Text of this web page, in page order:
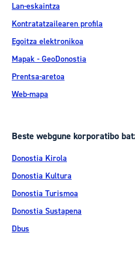
Lan-eskaintza
Kontratatzailearen profila
Egoitza elektronikoa
Mapak - GeoDonostia
Prentsa-aretoa
Web-mapa
Beste webgune korporatibo
Donostia Kirola
Donostia Kultura
Donostia Turismoa
Donostia Sustapena
Dbus